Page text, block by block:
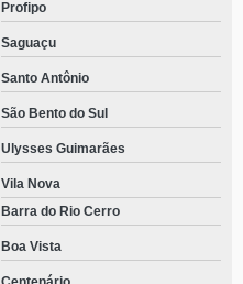
Profipo
Saguaçu
Santo Antônio
São Bento do Sul
Ulysses Guimarães
Vila Nova
Barra do Rio Cerro
Boa Vista